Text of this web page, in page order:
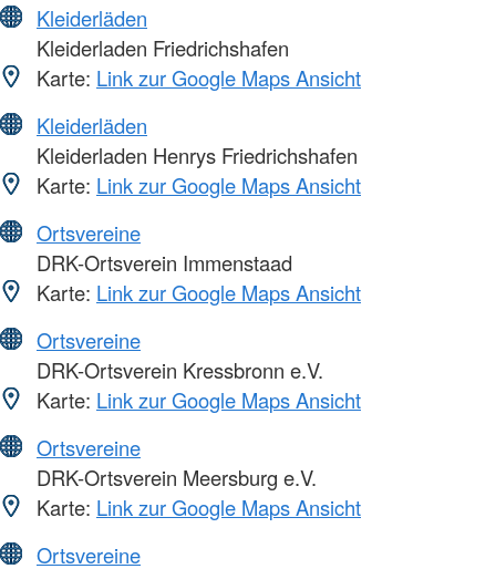
Kleiderläden
Kleiderladen Friedrichshafen
Karte: Link zur Google Maps Ansicht
Kleiderläden
Kleiderladen Henrys Friedrichshafen
Karte: Link zur Google Maps Ansicht
Ortsvereine
DRK-Ortsverein Immenstaad
Karte: Link zur Google Maps Ansicht
Ortsvereine
DRK-Ortsverein Kressbronn e.V.
Karte: Link zur Google Maps Ansicht
Ortsvereine
DRK-Ortsverein Meersburg e.V.
Karte: Link zur Google Maps Ansicht
Ortsvereine